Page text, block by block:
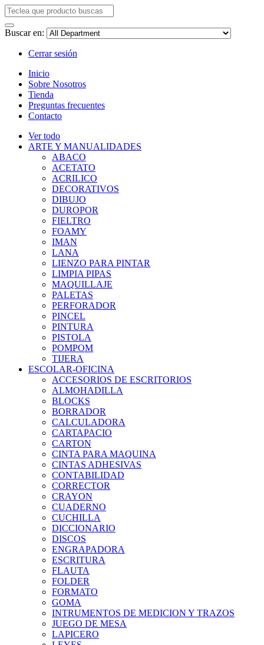
Buscar en:
Cerrar sesión
Inicio
Sobre Nosotros
Tienda
Preguntas frecuentes
Contacto
Ver todo
ARTE Y MANUALIDADES
ABACO
ACETATO
ACRILICO
DECORATIVOS
DIBUJO
DUROPOR
FIELTRO
FOAMY
IMAN
LANA
LIENZO PARA PINTAR
LIMPIA PIPAS
MAQUILLAJE
PALETAS
PERFORADOR
PINCEL
PINTURA
PISTOLA
POMPOM
TIJERA
ESCOLAR-OFICINA
ACCESORIOS DE ESCRITORIOS
ALMOHADILLA
BLOCKS
BORRADOR
CALCULADORA
CARTAPACIO
CARTON
CINTA PARA MAQUINA
CINTAS ADHESIVAS
CONTABILIDAD
CORRECTOR
CRAYON
CUADERNO
CUCHILLA
DICCIONARIO
DISCOS
ENGRAPADORA
ESCRITURA
FLAUTA
FOLDER
FORMATO
GOMA
INTRUMENTOS DE MEDICION Y TRAZOS
JUEGO DE MESA
LAPICERO